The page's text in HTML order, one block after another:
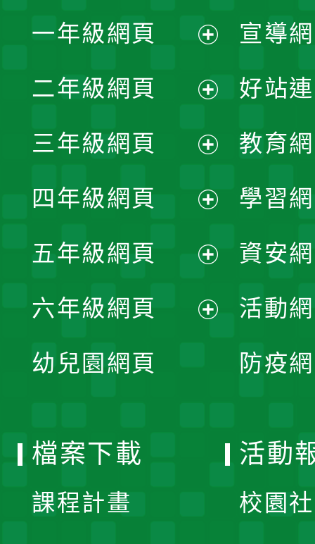
一年級網頁
開
選
單
二年級網頁
開
選
單
三年級網頁
開
選
單
四年級網頁
開
選
五年級網頁
開
六年級網頁
幼兒園網頁
宣導
好站
教育
學習
資安
活動
防疫
檔案下載
課程計畫
活動
校園